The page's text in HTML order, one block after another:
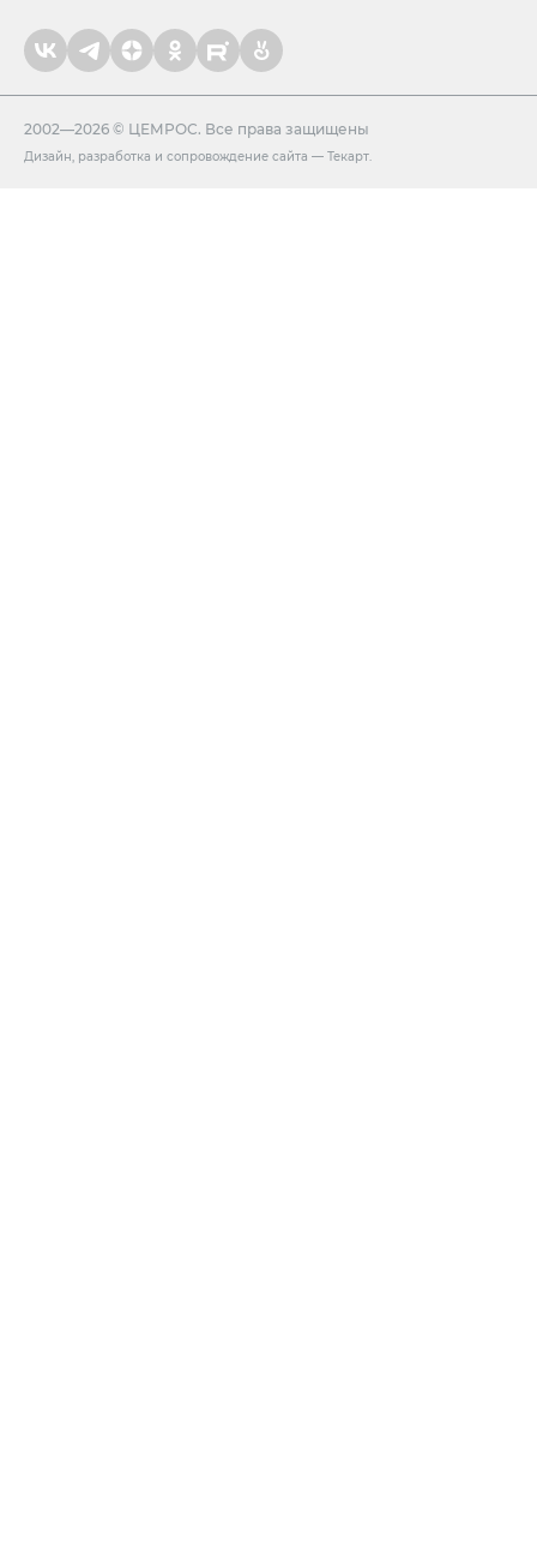
2002—2026 © ЦЕМРОС. Все права защищены
Дизайн, разработка и сопровождение сайта — Текарт.